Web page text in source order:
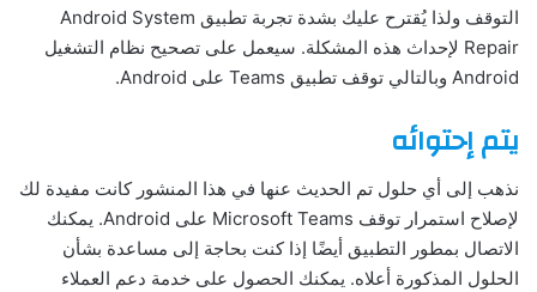
التوقف ولذا يُقترح عليك بشدة تجربة تطبيق Android System
Repair لإحداث هذه المشكلة. سيعمل على تصحيح نظام التشغيل
Android وبالتالي توقف تطبيق Teams على Android.
يتم إحتوائه
نذهب إلى أي حلول تم الحديث عنها في هذا المنشور كانت مفيدة لك
لإصلاح استمرار توقف Microsoft Teams على Android. يمكنك
الاتصال بمطور التطبيق أيضًا إذا كنت بحاجة إلى مساعدة بشأن
الحلول المذكورة أعلاه. يمكنك الحصول على خدمة دعم العملاء